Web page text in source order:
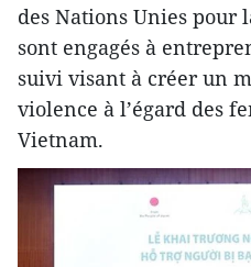
des Nations Unies pour
sont engagés à
suivi visant à créer un
violence à l’égard des
Vietnam.